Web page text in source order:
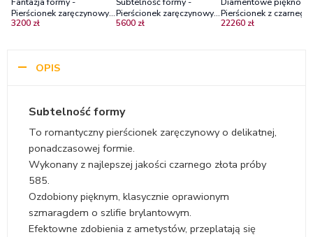
Pierścionek zaręczynowy
Diamond Sky, czarne
3200 zł
Pierścionek zaręczynowy z
czarnego złota z
5600 zł
Pierścionek z czarnego
złota z czarnym
22260 zł
OPIS
Subtelność formy
To romantyczny pierścionek zaręczynowy o delikatnej,
ponadczasowej formie.
Wykonany z najlepszej jakości czarnego złota próby
585.
Ozdobiony pięknym, klasycznie oprawionym
szmaragdem o szlifie brylantowym.
Efektowne zdobienia z ametystów, przeplatają się